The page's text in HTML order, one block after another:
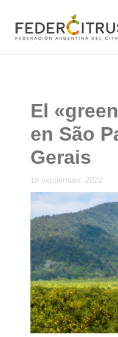
contenido
El
en São
Gerais
19 septiembre, 2022